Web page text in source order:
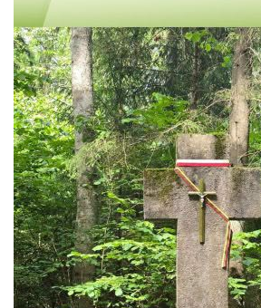
Biržai XX a.
3
4 5 6
10
11 12 13
17
18 19 20
24
25 26 27
31